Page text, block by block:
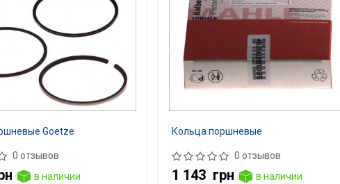
Goetze
0 отзывов
в наличии
Кольца поршневые
0 отзывов
1 143 грн
в наличии